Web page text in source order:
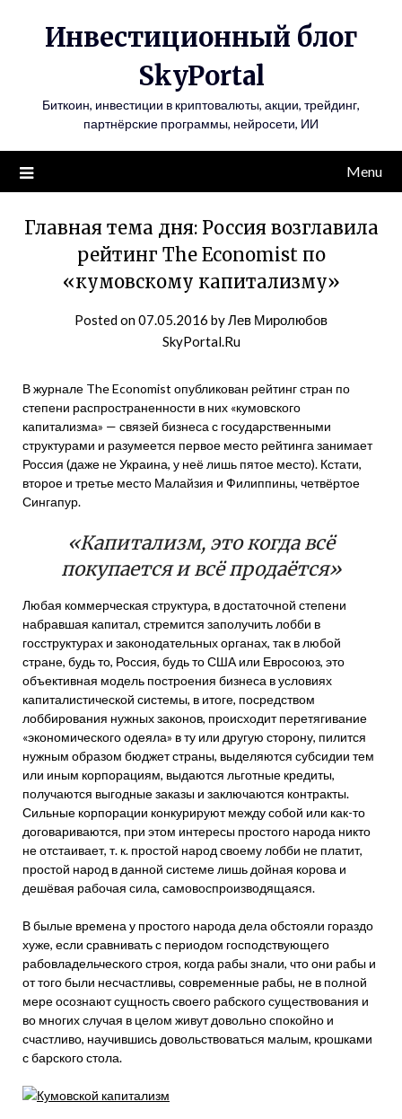
Инвестиционный блог
SkyPortal
Биткоин, инвестиции в криптовалюты, акции, трейдинг,
партнёрские программы, нейросети, ИИ
Menu
Главная тема дня: Россия возглавила
рейтинг The Economist по
«кумовскому капитализму»
Posted on07.05.2016 byЛев Миролюбов
SkyPortal.Ru
В журнале The Economist опубликован рейтинг стран по
степени распространенности в них «кумовского
капитализма» — связей бизнеса с государственными
структурами и разумеется первое место рейтинга занимает
Россия (даже не Украина, у неё лишь пятое место). Кстати,
второе и третье место Малайзия и Филиппины, четвёртое
Сингапур.
«Капитализм, это когда всё
покупается и всё продаётся»
Любая коммерческая структура, в достаточной степени
набравшая капитал, стремится заполучить лобби в
госструктурах и законодательных органах, так в любой
стране, будь то, Россия, будь то США или Евросоюз, это
объективная модель построения бизнеса в условиях
капиталистической системы, в итоге, посредством
лоббирования нужных законов, происходит перетягивание
«экономического одеяла» в ту или другую сторону, пилится
нужным образом бюджет страны, выделяются субсидии тем
или иным корпорациям, выдаются льготные кредиты,
получаются выгодные заказы и заключаются контракты.
Сильные корпорации конкурируют между собой или как-то
договариваются, при этом интересы простого народа никто
не отстаивает, т. к. простой народ своему лобби не платит,
простой народ в данной системе лишь дойная корова и
дешёвая рабочая сила, самовоспроизводящаяся.
В былые времена у простого народа дела обстояли гораздо
хуже, если сравнивать с периодом господствующего
рабовладельческого строя, когда рабы знали, что они рабы и
от того были несчастливы, современные рабы, не в полной
мере осознают сущность своего рабского существования и
во многих случая в целом живут довольно спокойно и
счастливо, научившись довольствоваться малым, крошками
с барского стола.